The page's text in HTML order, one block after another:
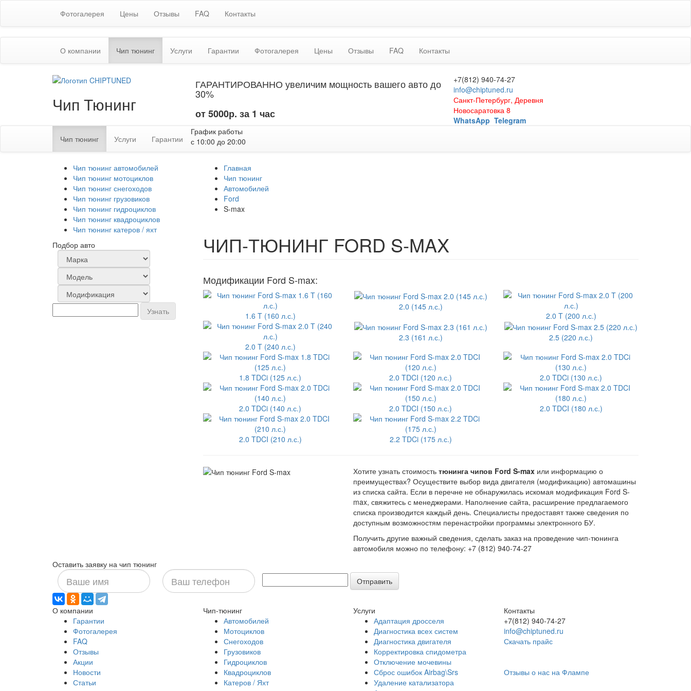
Фотогалерея Цены Отзывы FAQ Контакты
О компании Чип тюнинг(текущая)
Услуги Гарантии Фотогалерея Цены Отзывы FAQ Контакты
Чип Тюнинг
ГАРАНТИРОВАННО увеличим мощность вашего авто до
30%
от 5000р. за 1 час
+7(812) 940-74-27
info@chiptuned.ru
Санкт-Петербург, Деревня
Новосаратовка 8
WhatsApp Telegram
Чип тюнинг(текущая)
Услуги Гарантии
График работы
с 10:00 до 20:00
Чип тюнинг автомобилей
Чип тюнинг мотоциклов
Чип тюнинг снегоходов
Чип тюнинг грузовиков
Чип тюнинг гидроциклов
Чип тюнинг квадроциклов
Чип тюнинг катеров / яхт
Подбор авто
Узнать
Главная
Чип тюнинг
Автомобилей
Ford
S-max
ЧИП-ТЮНИНГ FORD S-MAX
Модификации Ford S-max:
1.6 T (160 л.с.)
2.0 (145 л.с.)
2.0 T (200 л.с.)
2.0 T (240 л.с.)
2.3 (161 л.с.) 2.5 (220 л.с.)
1.8 TDCi (125 л.с.) 2.0 TDCI (120 л.с.) 2.0 TDCi (130 л.с.)
2.0 TDCi (140 л.с.) 2.0 TDCI (150 л.с.) 2.0 TDCI (180 л.с.)
2.0 TDCI (210 л.с.) 2.2 TDCi (175 л.с.)
Хотите узнать стоимость тюнинга чипов Ford S-maxили информацию о
преимуществах? Осуществите выбор вида двигателя (модификацию) автомашины
из списка сайта. Если в перечне не обнаружилась искомая модификация Ford S-
max, свяжитесь с менеджерами. Наполнение сайта, расширение предлагаемого
списка производится каждый день. Специалисты предоставят также сведения по
доступным возможностям перенастройки программы электронного БУ.
Получить другие важный сведения, сделать заказ на проведение чип-тюнинга
автомобиля можно по телефону: +7 (812) 940-74-27
Оставить заявку на чип тюнинг
Ваше
имя
Ваш
телефон
Отправить
О компании
Гарантии
Фотогалерея
FAQ
Отзывы
Акции
Новости
Статьи
Чип-тюнинг
Автомобилей
Мотоциклов
Снегоходов
Грузовиков
Гидроциклов
Квадроциклов
Катеров / Яхт
Услуги
Адаптация дросселя
Диагностика всех систем
Диагностика двигателя
Корректировка спидометра
Отключение мочевины
Сброс ошибок Airbag\Srs
Удаление катализатора
Контакты
+7(812) 940-74-27
info@chiptuned.ru
Скачать прайс
Отзывы о нас на Флампе